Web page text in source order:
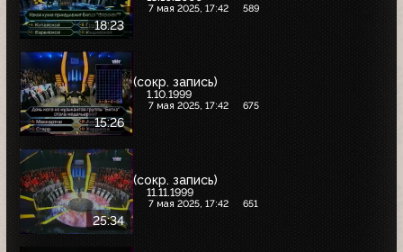
18:23
7 мая 2025, 17:42 589
15:26
(сокр. запись)
1.10.1999
7 мая 2025, 17:42 675
25:34
(сокр. запись)
11.11.1999
7 мая 2025, 17:42 651